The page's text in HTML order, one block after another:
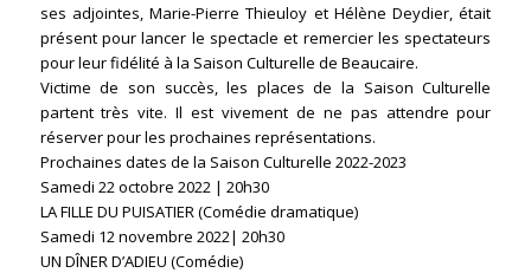
ses adjointes, Marie-Pierre Thieuloy et Hélène Deydier, était
présent pour lancer le spectacle et remercier les spectateurs
pour leur fidélité à la Saison Culturelle de Beaucaire.
Victime de son succès, les places de la Saison Culturelle
partent très vite. Il est vivement de ne pas attendre pour
réserver pour les prochaines représentations.
Prochaines dates de la Saison Culturelle 2022-2023
Samedi 22 octobre 2022 | 20h30
LA FILLE DU PUISATIER (Comédie dramatique)
Samedi 12 novembre 2022| 20h30
UN DÎNER D’ADIEU (Comédie)